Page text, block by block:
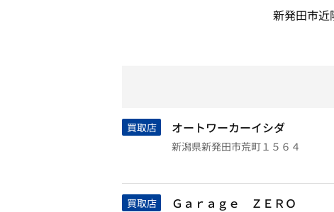
新発田市近
買取店 オートワーカーイシダ
新潟県新発田市荒町１５６４
買取店 Ｇａｒａｇｅ ＺＥＲＯ